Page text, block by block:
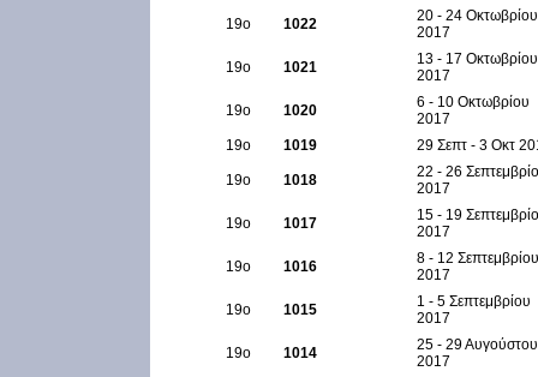
19ο 1022
20 - 24 Οκτωβρίου
2017
19ο 1021
13 - 17 Οκτωβρίου
2017
19ο 1020
6 - 10 Οκτωβρίου
2017
19ο
1019 29 Σεπτ - 3 Οκτ
19ο 1018
22 - 26
2017
19ο 1017
15 - 19
2017
19ο 1016
8 - 12 Σεπτεμβρίου
2017
19ο 1015
1 - 5 Σεπτεμβρίου
2017
19ο 1014
25 - 29 Αυγούστου
2017